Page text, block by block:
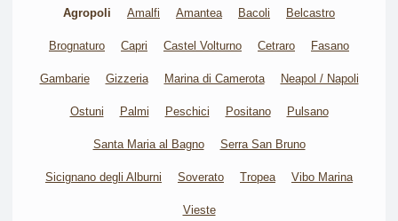
Agropoli Amalfi Amantea Bacoli Belcastro
Brognaturo Capri Castel Volturno Cetraro Fasano
Gambarie Gizzeria Marina di Camerota Neapol / Napoli
Ostuni Palmi Peschici Positano Pulsano
Santa Maria al Bagno Serra San Bruno
Sicignano degli Alburni Soverato Tropea Vibo Marina
Vieste